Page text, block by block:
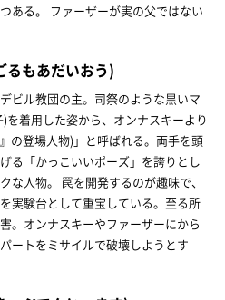
ある。 ファーザーが実の父ではない
るもあだいおう)
ビル教団の主。司祭のような黒いマ
を着用した姿から、オンナスキーより
の登場人物)」と呼ばれる。両手を頭
る「かっこいいポーズ」を誇りとし
な人物。 罠を開発するのが趣味で、
実験台として重宝している。至る所
。オンナスキーやファーザーにから
ートをミサイルで破壊しようとす